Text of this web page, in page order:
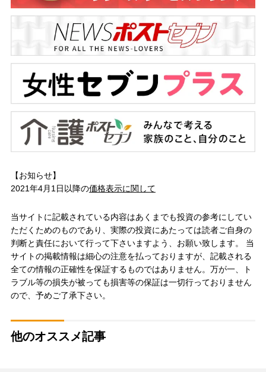
【お知らせ】
2021年4月1日以降の価格表示に関して
当サイトに記載されている内容はあくまでも投資の参考にしてい
ただくためのものであり、実際の投資にあたっては読者ご自身の
判断と責任において行って下さいますよう、お願い致します。 当
サイトの掲載情報は細心の注意を払っておりますが、記載される
全ての情報の正確性を保証するものではありません。万が一、ト
ラブル等の損失が被っても損害等の保証は一切行っておりません
ので、予めご了承下さい。
他のオススメ記事